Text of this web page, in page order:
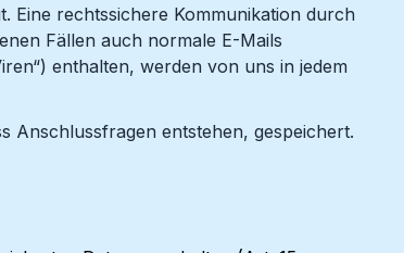
Eine rechtssichere Kommunikation durch
Fällen auch normale E-Mails
enthalten, werden von uns in jedem
Anschlussfragen entstehen, gespeichert.